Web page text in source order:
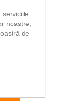
serviciile
noastre,
de